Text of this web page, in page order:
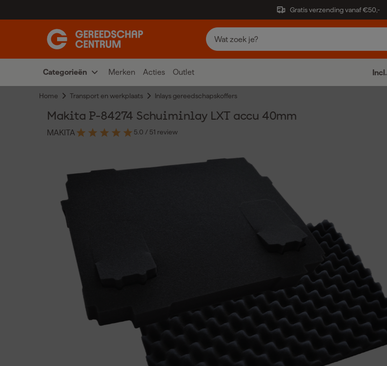
Gratis verzending vanaf €50,-
Categorieën Merken Acties Outlet Incl.
Home Transport en werkplaats Inlays gereedschapskoffers
Makita P-84274 Schuiminlay LXT accu 40mm
MAKITA 5.0 / 51 review